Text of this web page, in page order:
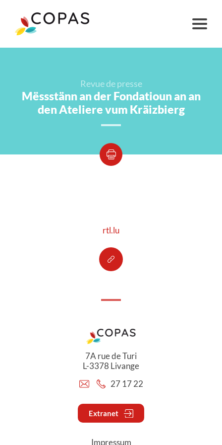
Revue de presse
Mëssstänn an der Fondatioun an an
den Ateliere vum Kräizbierg
rtl.lu
7A rue de Turi
L-3378 Livange
27 17 22
Extranet
Impressum